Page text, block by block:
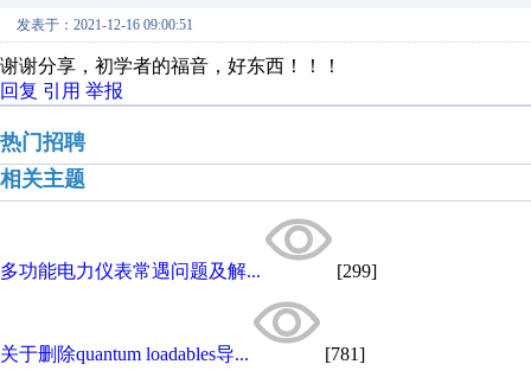
发表于：2021-12-16 09:00:51
谢谢分享，初学者的福音，好东西！！！
回复 引用 举报
热门招聘
相关主题
多功能电力仪表常遇问题及解... [299]
关于删除quantum loadables导... [781]